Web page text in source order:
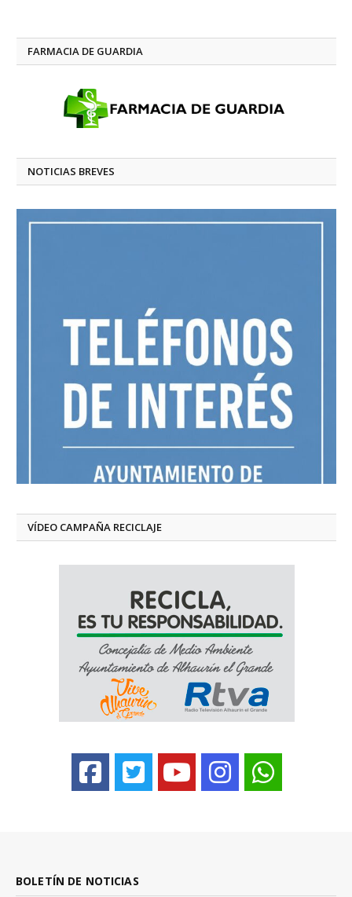
FARMACIA DE GUARDIA
NOTICIAS BREVES
VÍDEO CAMPAÑA RECICLAJE
BOLETÍN DE NOTICIAS